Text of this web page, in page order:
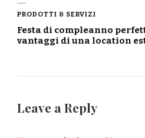
PRODOTTI & SERVIZI
Festa di compleanno
vantaggi di una location
Leave a Reply